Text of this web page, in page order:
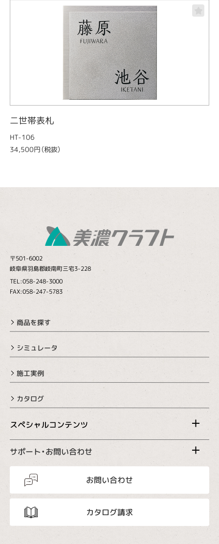
二世帯表札
HT-106
34,500円（税抜）
〒501-6002
岐阜県羽島郡岐南町三宅3-228
TEL:058-248-3000
FAX:058-247-5783
商品を探す
シミュレータ
施工実例
カタログ
スペシャルコンテンツ
サポート・お問い合わせ
お問い合わせ
カタログ請求